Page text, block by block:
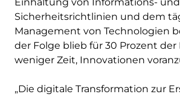
Sicherheitsrichtlinien und dem
Management von Technologien
der Folge blieb für 30 Prozent der
weniger Zeit, Innovationen
„Die digitale Transformation zur